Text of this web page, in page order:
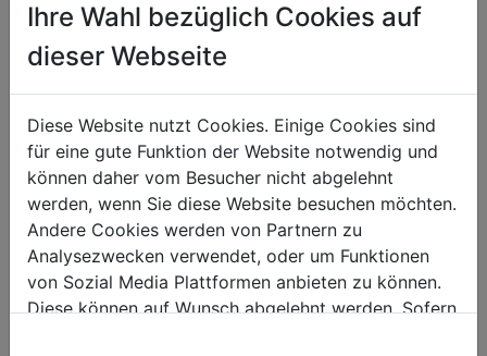
Přepravní rozměry
Výška balení [mm]
12
Šířka balení [mm]
Délka balení [mm]
320
Obecné údaje
Kód EAN
9120039903323
Ihre Wahl bezüglich Cookies auf
dieser Webseite
Diese Website nutzt Cookies. Einige Cookies sind
für eine gute Funktion der Website notwendig und
können daher vom Besucher nicht abgelehnt
werden, wenn Sie diese Website besuchen möchten.
Andere Cookies werden von Partnern zu
Analysezwecken verwendet, oder um Funktionen
von Sozial Media Plattformen anbieten zu können.
Diese können auf Wunsch abgelehnt werden. Sofern